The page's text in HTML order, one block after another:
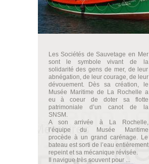
Les Sociétés de Sauvetage en Mer
sont le symbole vivant de la
solidarité des gens de mer, de leur
abnégation, de leur courage, de leur
dévouement. Dès sa création, le
Musée Maritime de La Rochelle a
eu à coeur de doter sa flotte
patrimoniale d’un canot de la
SNSM.
A son arrivée à La Rochelle,
l’équipe du Musée Maritime
procède à un grand carénage. Le
bateau est sorti de l’eau entièrement
repeint et sa mécanique révisée.
Il navigue très souvent pour ...